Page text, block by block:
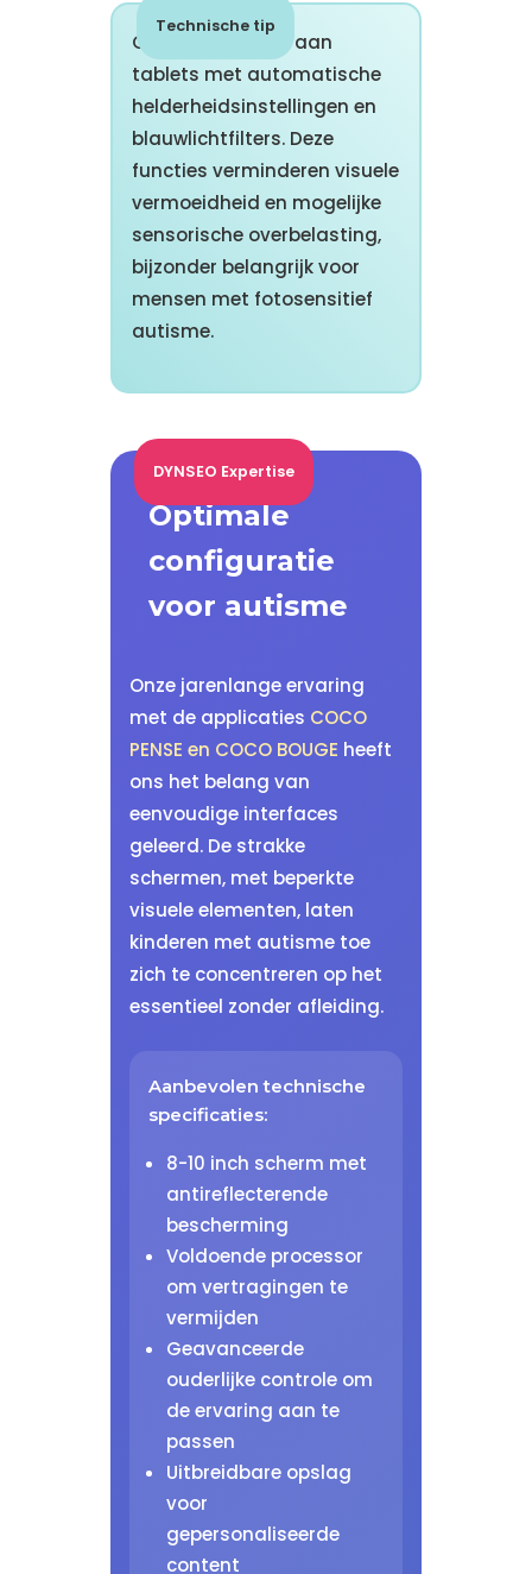
Technische tip
Geef de voorkeur aan
tablets met automatische
helderheidsinstellingen en
blauwlichtfilters. Deze
functies verminderen visuele
vermoeidheid en mogelijke
sensorische overbelasting,
bijzonder belangrijk voor
mensen met fotosensitief
autisme.
DYNSEO Expertise
Optimale
configuratie
voor autisme
Onze jarenlange ervaring
met de applicaties COCO
PENSE en COCO BOUGE heeft
ons het belang van
eenvoudige interfaces
geleerd. De strakke
schermen, met beperkte
visuele elementen, laten
kinderen met autisme toe
zich te concentreren op het
essentieel zonder afleiding.
Aanbevolen technische
specificaties:
8-10 inch scherm met
antireflecterende
bescherming
Voldoende processor
om vertragingen te
vermijden
Geavanceerde
ouderlijke controle om
de ervaring aan te
passen
Uitbreidbare opslag
voor
gepersonaliseerde
content